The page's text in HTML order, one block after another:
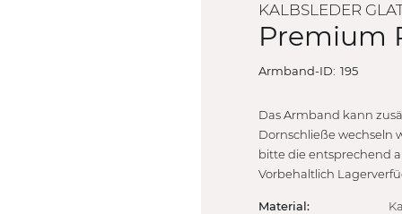
KALBSLEDER
Premium
Armband-ID: 195
Das Armband kann
Dornschließe wechseln
bitte die entsprechend
Vorbehaltlich
Material: